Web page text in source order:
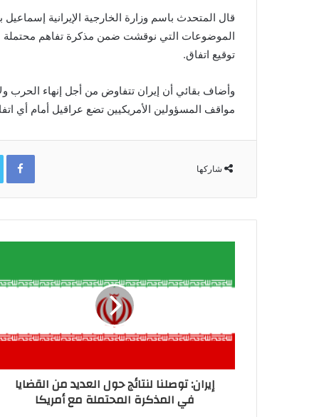
قال المتحدث باسم وزارة ​الخارجية الإيرانية إسماعيل
الموضوعات ⁠التي نوقشت ضمن ​مذكرة تفاهم محتملة
توقيع اتفاق.
وأضاف بقائي ‌أن ⁠إيران تتفاوض من أجل إنهاء الحرب
مواقف المسؤولين الأمريكيين ⁠تضع عراقيل أمام أي
شاركها
إيران: توصلنا لنتائج حول العديد من القضايا
في المذكرة المحتملة مع أمريكا